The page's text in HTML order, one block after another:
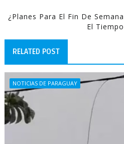
¿Planes Para El Fin De
El
RELATED POST
NOTICIAS DE PARAGUAY